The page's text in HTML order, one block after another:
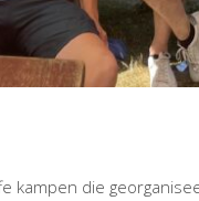
kampen die